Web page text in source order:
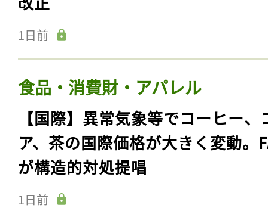
1日前
食品・消費財・アパレル
【国際】異常気象等でコーヒー、
ア、茶の国際価格が大きく変動。
が構造的対処提唱
1日前